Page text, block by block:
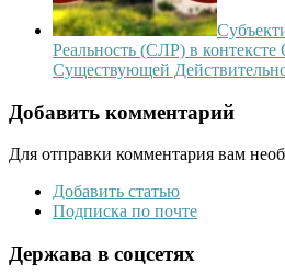
Реальность (СЛР) в контексте
Существующей
Добавить комментарий
Для отправки комментария вам
Добавить статью
Подписка по почте
Держава в соцсетях